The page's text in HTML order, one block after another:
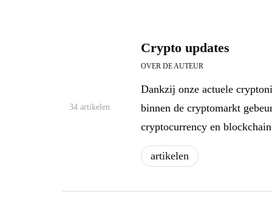
34 artikelen
Crypto updates
OVER DE AUTEUR
Dankzij onze actuele
binnen de cryptomarkt
cryptocurrency en
artikelen